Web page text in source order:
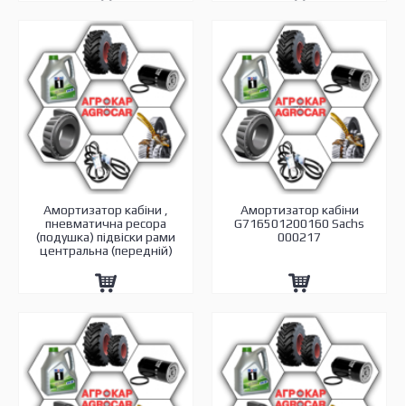
Амортизатор кабіни ,
пневматична ресора
(подушка) підвіски рами
центральна (передній)
Амортизатор кабіни
G716501200160 Sachs
000217